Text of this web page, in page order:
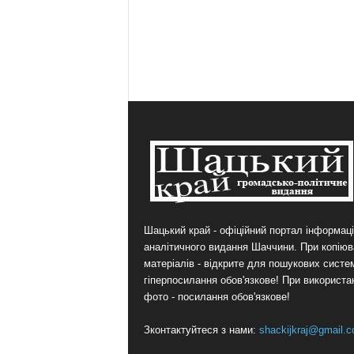
Шацький край - офіційний портал
аналітичного видання Шаччини. При
матеріалів - відкрите для пошукових
гіперпосилання обов'язкове! При
фото - посилання обов'язкове!
Зконтактуйтеся з нами: